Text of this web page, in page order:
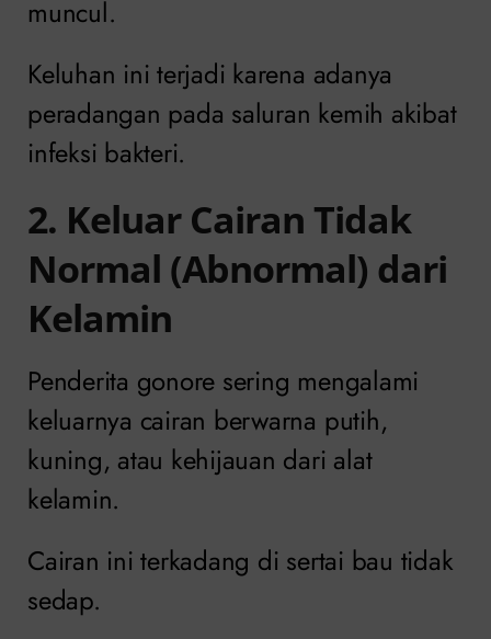
muncul.
Keluhan ini terjadi karena adanya
peradangan pada saluran kemih akibat
infeksi bakteri.
2. Keluar Cairan Tidak
Normal (Abnormal) dari
Kelamin
Penderita gonore sering mengalami
keluarnya cairan berwarna putih,
kuning, atau kehijauan dari alat
kelamin.
Cairan ini terkadang di sertai bau tidak
sedap.